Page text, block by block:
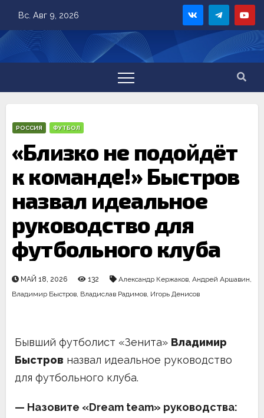
content
Вс. Авг 9, 2026
РОССИЯ ФУТБОЛ
«Близко не подойдёт
к команде!» Быстров
назвал идеальное
руководство для
футбольного клуба
МАЙ 18, 2026 132 Александр Кержаков, Андрей Аршавин,
Владимир Быстров, Владислав Радимов, Игорь Денисов
Бывший футболист «Зенита» Владимир
Быстров назвал идеальное руководство
для футбольного клуба.
— Назовите «Dream team» руководства: